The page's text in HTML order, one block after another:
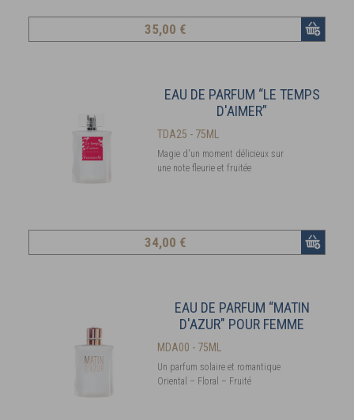
35,00 €
EAU DE PARFUM “LE TEMPS
D'AIMER”
TDA25 - 75ML
Magie d'un moment délicieux sur
une note fleurie et fruitée
34,00 €
EAU DE PARFUM “MATIN
D'AZUR" POUR FEMME
MDA00 - 75ML
Un parfum solaire et romantique
Oriental – Floral – Fruité